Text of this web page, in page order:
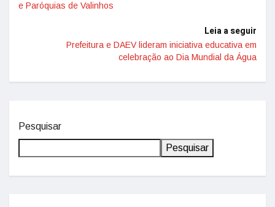
e Paróquias de Valinhos
Leia a seguir
Prefeitura e DAEV lideram iniciativa educativa em
celebração ao Dia Mundial da Água
Pesquisar
Pesquisar